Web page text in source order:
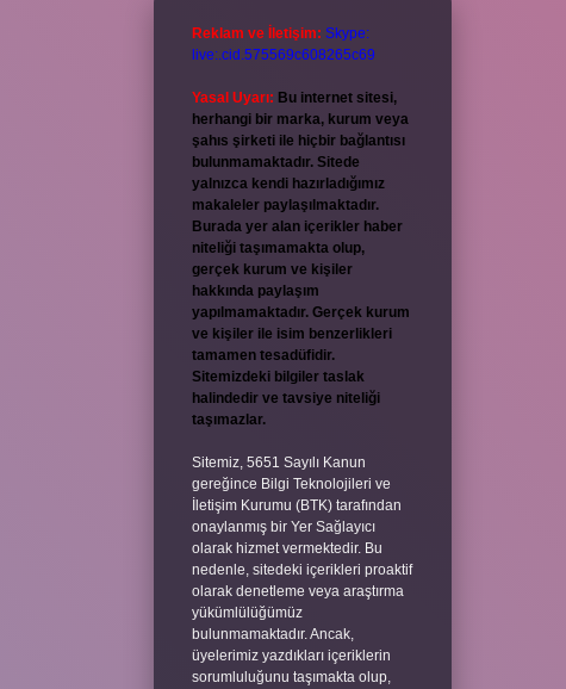
Reklam ve İletişim: Skype:
live:.cid.575569c608265c69
Yasal Uyarı: Bu internet sitesi,
herhangi bir marka, kurum veya
şahıs şirketi ile hiçbir bağlantısı
bulunmamaktadır. Sitede
yalnızca kendi hazırladığımız
makaleler paylaşılmaktadır.
Burada yer alan içerikler haber
niteliği taşımamakta olup,
gerçek kurum ve kişiler
hakkında paylaşım
yapılmamaktadır. Gerçek kurum
ve kişiler ile isim benzerlikleri
tamamen tesadüfidir.
Sitemizdeki bilgiler taslak
halindedir ve tavsiye niteliği
taşımazlar.
Sitemiz, 5651 Sayılı Kanun
gereğince Bilgi Teknolojileri ve
İletişim Kurumu (BTK) tarafından
onaylanmış bir Yer Sağlayıcı
olarak hizmet vermektedir. Bu
nedenle, sitedeki içerikleri proaktif
olarak denetleme veya araştırma
yükümlülüğümüz
bulunmamaktadır. Ancak,
üyelerimiz yazdıkları içeriklerin
sorumluluğunu taşımakta olup,